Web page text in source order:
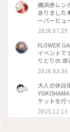
横浜赤レン
ありました
ーバービュ
30年ぶりに
ない刑事」
とみらい地
ドマークタ
きれないで
い刑事ロ
ぶらりチケ
2026.07.29
FLOWER
イベントで
りどりの
ベアも お
も 華やか
ラワーガー
ガーデンネ
2026.03.30
大人の休日
ケットを行
びっくらポ
を支払うた
2025.12.13